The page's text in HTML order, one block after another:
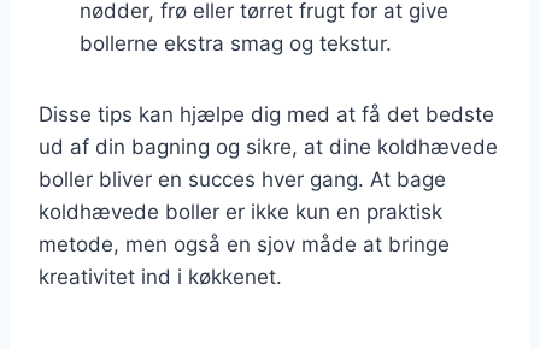
nødder, frø eller tørret frugt for at give
bollerne ekstra smag og tekstur.
Disse tips kan hjælpe dig med at få det bedste
ud af din bagning og sikre, at dine koldhævede
boller bliver en succes hver gang. At bage
koldhævede boller er ikke kun en praktisk
metode, men også en sjov måde at bringe
kreativitet ind i køkkenet.